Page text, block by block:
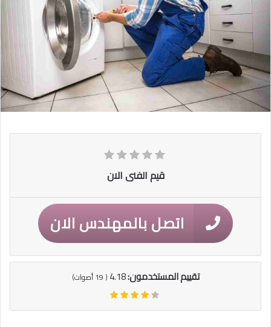
قيم الفنى الان
اتصل بالمهندس الان
تقييم المستخدمون:4.18
(
19أصوات)